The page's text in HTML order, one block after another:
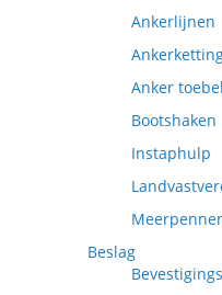
Ankerlijnen
Anker
Bootshaken
Instaphulp
Beslag